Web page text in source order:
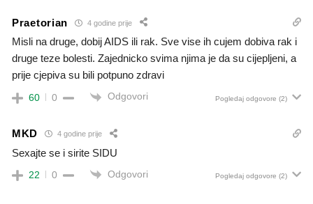
Praetorian 4 godine prije
Misli na druge, dobij AIDS ili rak. Sve vise ih cujem dobiva rak i
druge teze bolesti. Zajednicko svima njima je da su cijepljeni, a
prije cjepiva su bili potpuno zdravi
60 0 Odgovori Pogledaj odgovore (2)
MKD 4 godine prije
Sexajte se i sirite SIDU
22 0 Odgovori Pogledaj odgovore (2)